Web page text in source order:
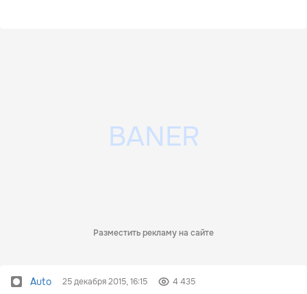
Разместить рекламу на сайте
Auto 25 декабря 2015, 16:15 4 435